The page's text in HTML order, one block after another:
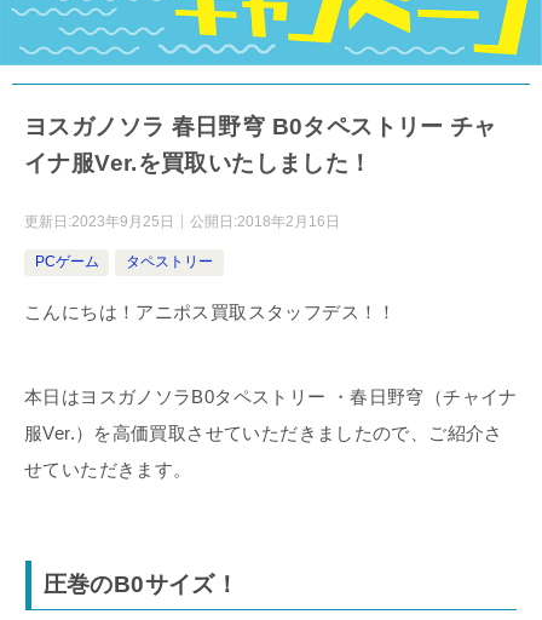
ヨスガノソラ 春日野穹 B0タペストリー チャ
イナ服Ver.を買取いたしました！
更新日:2023年9月25日 公開日:2018年2月16日
PCゲーム タペストリー
こんにちは！アニポス買取スタッフデス！！
本日はヨスガノソラB0タペストリー ・春日野穹（チャイナ
服Ver.）を高価買取させていただきましたので、ご紹介さ
せていただきます。
圧巻のB0サイズ！